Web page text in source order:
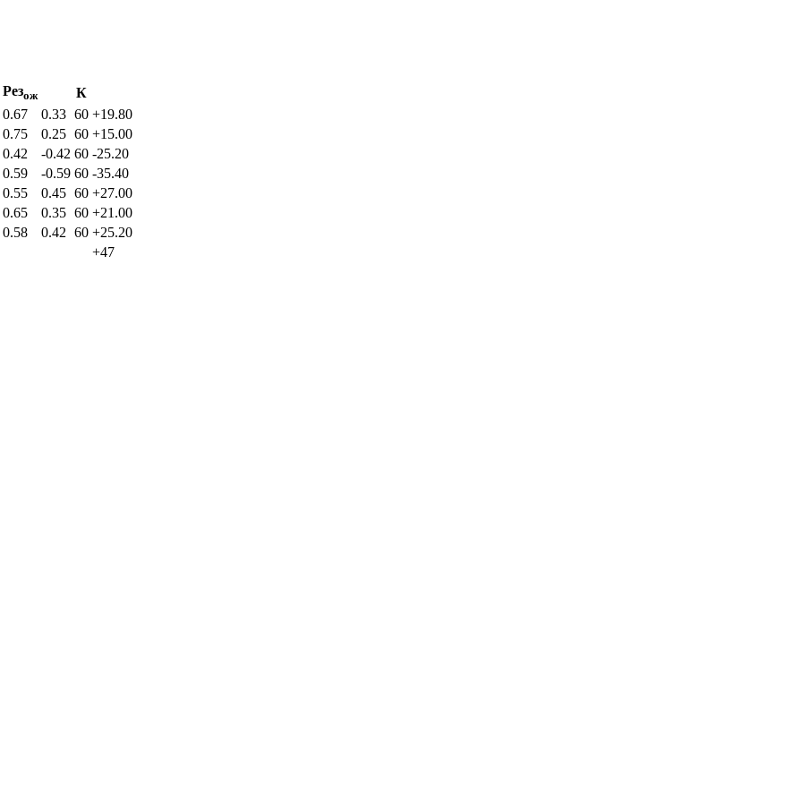
Резож
К
0.67
0.33 60 +19.80
0.75
0.25 60 +15.00
0.42
-0.42 60 -25.20
0.59
-0.59 60 -35.40
0.55
0.45 60 +27.00
0.65
0.35 60 +21.00
0.58
0.42 60 +25.20
+47